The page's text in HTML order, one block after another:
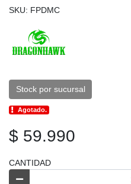
SKU: FPDMC
Stock por sucursal
Agotado.
$ 59.990
CANTIDAD